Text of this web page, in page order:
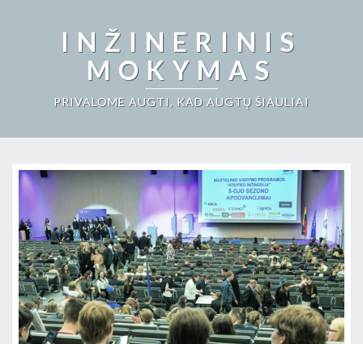
INŽINERINIS
MOKYMAS
PRIVALOME AUGTI, KAD AUGTŲ ŠIAULIAI